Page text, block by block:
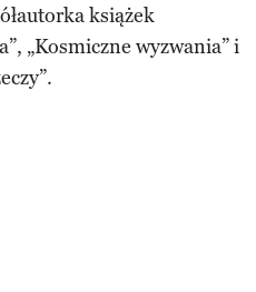
książek
„Kosmiczne wyzwania” i